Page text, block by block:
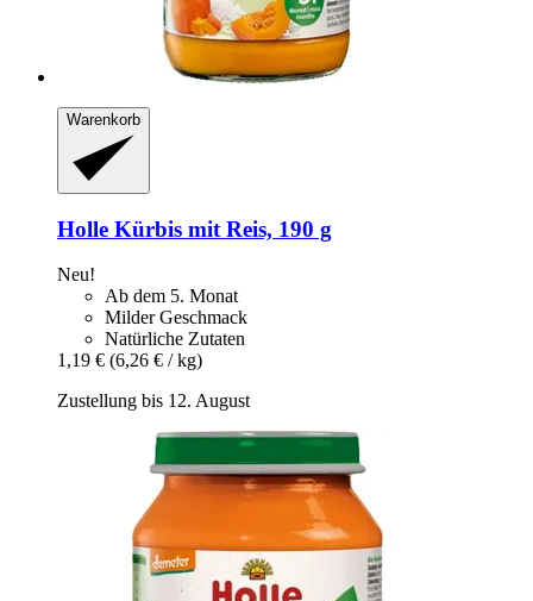
Warenkorb
Holle Kürbis mit Reis, 190 g
Neu!
Ab dem 5. Monat
Milder Geschmack
Natürliche Zutaten
1,19 € (6,26 € / kg)
Zustellung bis 12. August